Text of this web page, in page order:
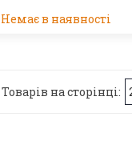
Немає в наявності